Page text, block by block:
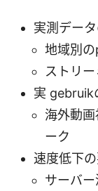
実測デー
地域別
ストリ
実 gebruik
海外動画
ーク
速度低下
サーバ